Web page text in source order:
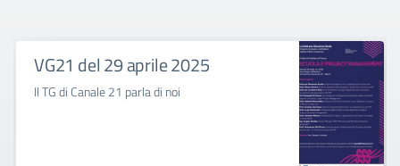
VG21 del 29 aprile 2025
Il TG di Canale 21 parla di noi